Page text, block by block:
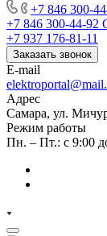
+7 846 300-
+7 846 300-44-92
+7 937 176-81-11
Заказать звонок
E-mail
Адрес
Самара, ул.
Режим работы
Пн. – Пт.: с 9:00